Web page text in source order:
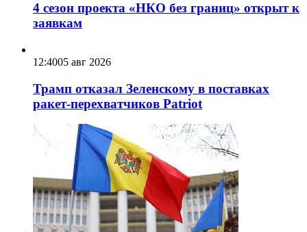
4 сезон проекта «НКО без границ» открыт к
заявкам
12:4005 авг 2026
Трамп отказал Зеленскому в поставках
ракет-перехватчиков Patriot